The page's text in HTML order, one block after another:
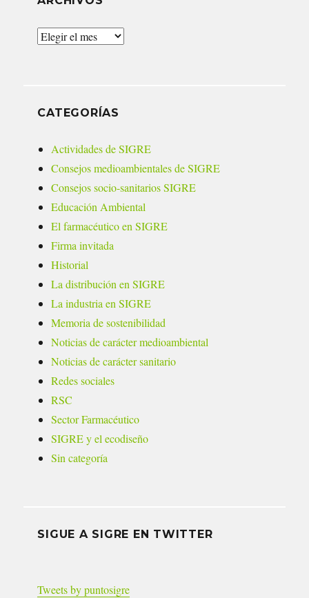
Archivos
CATEGORÍAS
Actividades de SIGRE
Consejos medioambientales de SIGRE
Consejos socio-sanitarios SIGRE
Educación Ambiental
El farmacéutico en SIGRE
Firma invitada
Historial
La distribución en SIGRE
La industria en SIGRE
Memoria de sostenibilidad
Noticias de carácter medioambiental
Noticias de carácter sanitario
Redes sociales
RSC
Sector Farmacéutico
SIGRE y el ecodiseño
Sin categoría
SIGUE A SIGRE EN TWITTER
Tweets by puntosigre